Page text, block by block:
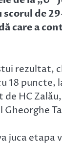
scorul de
care a
rezultat,
18 puncte,
HC
Gheorghe
juca